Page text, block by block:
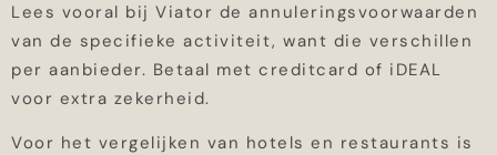
Lees vooral bij Viator de annuleringsvoorwaarden
van de specifieke activiteit, want die verschillen
per aanbieder. Betaal met creditcard of iDEAL
voor extra zekerheid.
Voor het vergelijken van hotels en restaurants is